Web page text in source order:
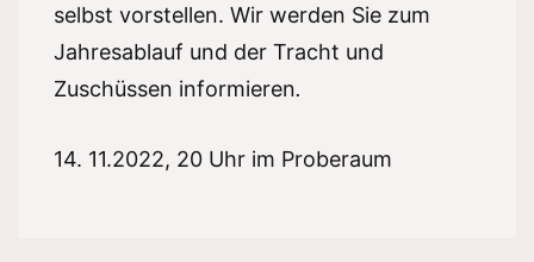
selbst vorstellen. Wir werden Sie zum
Jahresablauf und der Tracht und
Zuschüssen informieren.
14. 11.2022, 20 Uhr im Proberaum